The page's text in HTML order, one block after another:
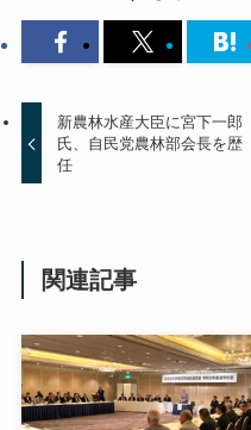
新農林水産大臣に宮下一郎
氏、自民党農林部会長を歴
任
関連記事